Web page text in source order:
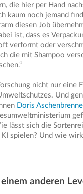
die hier per Hand
kaum noch jemand
diesen Job
ist, dass es
verformt oder
die mit Shampoo
nicht nur eine
Und
Doris
lässt sich die
spielen? Und wie
anderen